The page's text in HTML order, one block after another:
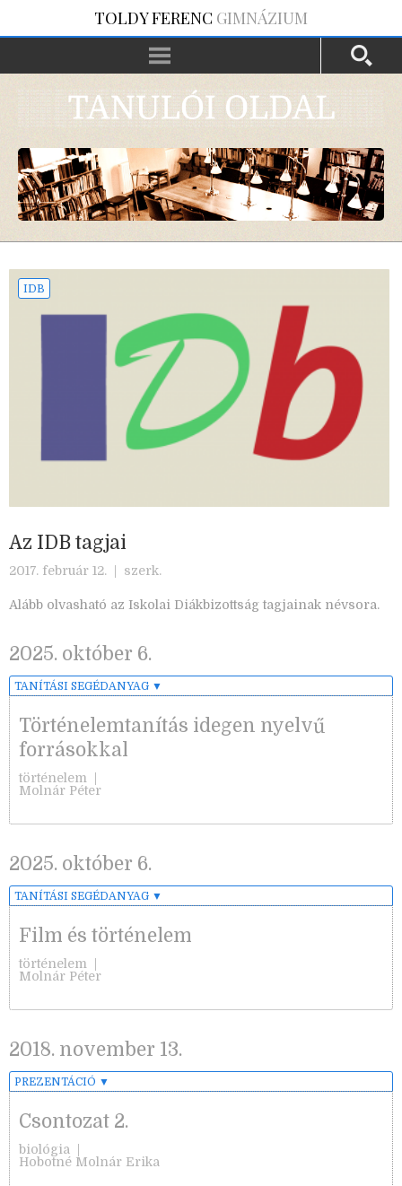
TOLDY FERENC GIMNÁZIUM
IDB
Az IDB tagjai
2017. február 12. | szerk.
Alább olvasható az Iskolai Diákbizottság tagjainak névsora.
2025. október 6.
TANÍTÁSI SEGÉDANYAG ▼
Történelemtanítás idegen nyelvű
forrásokkal
történelem |
Molnár Péter
2025. október 6.
TANÍTÁSI SEGÉDANYAG ▼
Film és történelem
történelem |
Molnár Péter
2018. november 13.
PREZENTÁCIÓ ▼
Csontozat 2.
biológia |
Hobotné Molnár Erika